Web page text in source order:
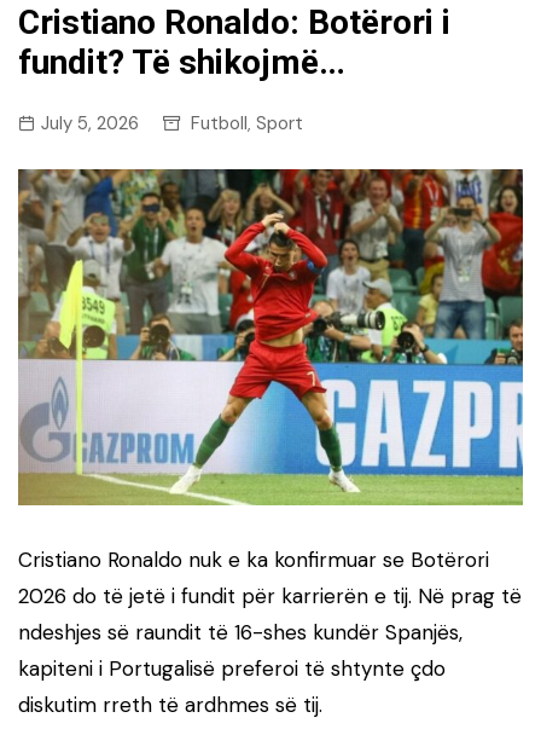
Cristiano Ronaldo: Botërori i
fundit? Të shikojmë…
July 5, 2026 Futboll, Sport
Cristiano Ronaldo nuk e ka konfirmuar se Botërori
2026 do të jetë i fundit për karrierën e tij. Në prag të
ndeshjes së raundit të 16-shes kundër Spanjës,
kapiteni i Portugalisë preferoi të shtynte çdo
diskutim rreth të ardhmes së tij.